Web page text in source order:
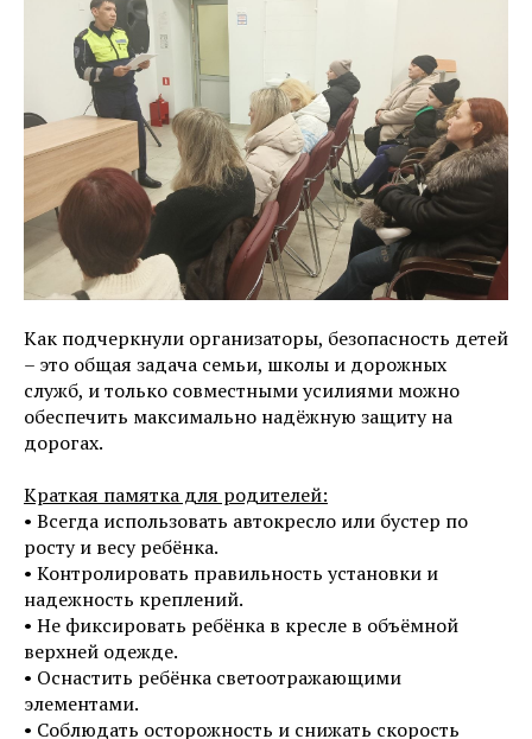
Как подчеркнули организаторы, безопасность детей
– это общая задача семьи, школы и дорожных
служб, и только совместными усилиями можно
обеспечить максимально надёжную защиту на
дорогах.
Краткая памятка для родителей:
• Всегда использовать автокресло или бустер по
росту и весу ребёнка.
• Контролировать правильность установки и
надежность креплений.
• Не фиксировать ребёнка в кресле в объёмной
верхней одежде.
• Оснастить ребёнка светоотражающими
элементами.
• Соблюдать осторожность и снижать скорость